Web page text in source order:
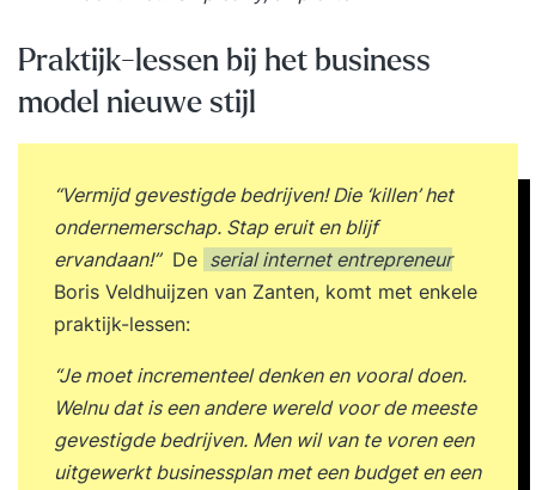
Praktijk-lessen bij het business
model nieuwe stijl
“Vermijd gevestigde bedrijven! Die ‘killen’ het
ondernemerschap. Stap eruit en blijf
ervandaan!”De serial internet entrepreneur
Boris Veldhuijzen van Zanten, komt met enkele
praktijk-lessen:
“Je moet incrementeel denken en vooral doen.
Welnu dat is een andere wereld voor de meeste
gevestigde bedrijven. Men wil van te voren een
uitgewerkt businessplan met een budget en een